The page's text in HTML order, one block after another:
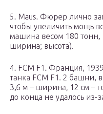
5. Maus. Фюрер лично
чтобы увеличить мощь
машина весом 180 тонн,
ширина; высота).
4. FCM F1. Франция,
танка FCM F1. 2 башни,
3,6 м – ширина, 12 см –
до конца не удалось из-